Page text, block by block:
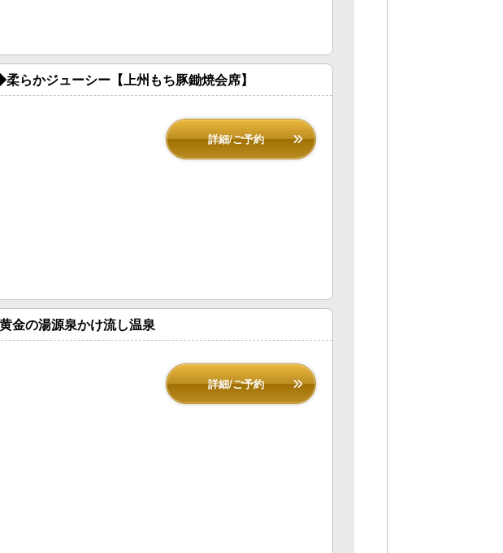
らかジューシー【上州もち豚鋤焼会席】
詳細/ご予約
金の湯源泉かけ流し温泉
詳細/ご予約